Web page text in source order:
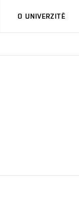
O UNIVERZITĚ